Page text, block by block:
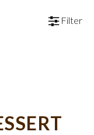
Filter